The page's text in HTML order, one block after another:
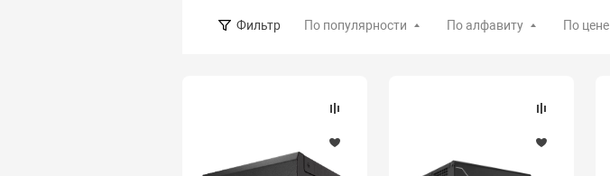
Фильтр По популярности По алфавиту По цене